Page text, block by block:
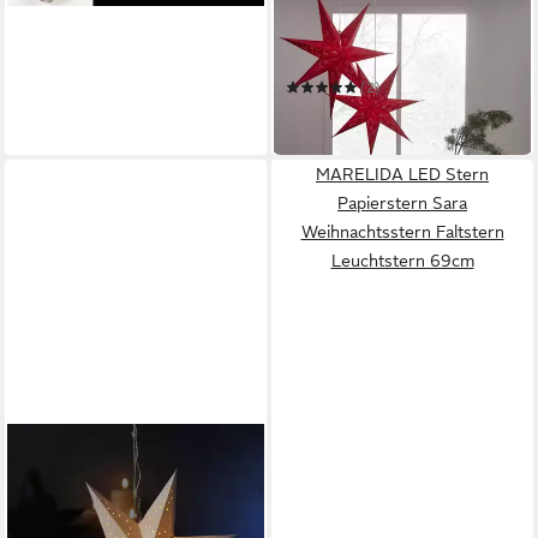
STAR TRADING
Papierstern Papierstern
Decorus Weihnachtsstern
Leuchtstern hängend D:
63cm rot
(2)
10,29 €
in 2-3 Werktagen bei dir
MARELIDA LED Stern
Papierstern Sara
Weihnachtsstern Faltstern
Leuchtstern 69cm